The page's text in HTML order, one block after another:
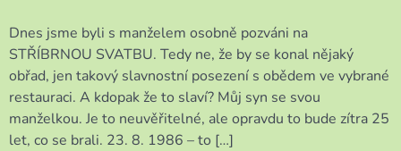
Dnes jsme byli s manželem osobně pozváni na
STŘÍBRNOU SVATBU. Tedy ne, že by se konal nějaký
obřad, jen takový slavnostní posezení s obědem ve vybrané
restauraci. A kdopak že to slaví? Můj syn se svou
manželkou. Je to neuvěřitelné, ale opravdu to bude zítra 25
let, co se brali. 23. 8. 1986 – to […]